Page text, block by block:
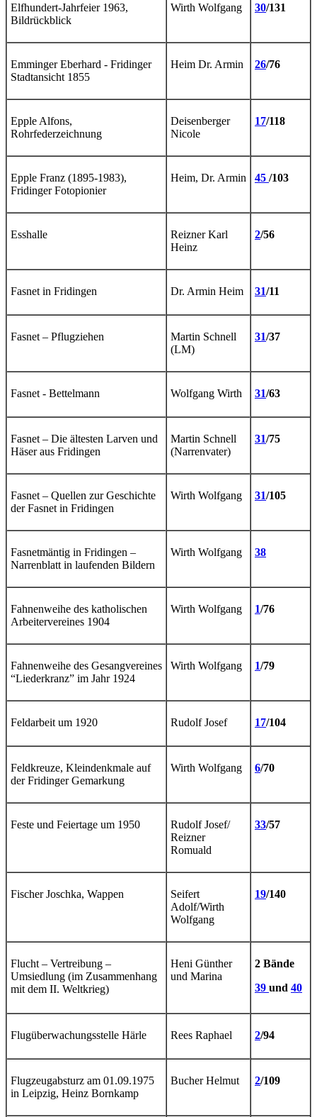
Elfhundert-Jahrfeier 1963,
Bildrückblick
Wirth Wolfgang 30/131
Emminger Eberhard - Fridinger
Stadtansicht 1855
Heim Dr. Armin 26/76
Epple Alfons,
Rohrfederzeichnung
Deisenberger
Nicole
17/118
Epple Franz (1895-1983),
Fridinger Fotopionier
Heim, Dr. Armin 45 /103
Esshalle
Reizner Karl
Heinz
2/56
Fasnet in Fridingen Dr. Armin Heim 31/11
Fasnet – Pflugziehen
Martin Schnell
(LM)
31/37
Fasnet - Bettelmann Wolfgang Wirth 31/63
Fasnet – Die ältesten Larven und
Häser aus Fridingen
Martin Schnell
(Narrenvater)
31/75
Fasnet – Quellen zur Geschichte
der Fasnet in Fridingen
Wirth Wolfgang 31/105
Fasnetmäntig in Fridingen –
Narrenblatt in laufenden Bildern
Wirth Wolfgang 38
Fahnenweihe des katholischen
Arbeitervereines 1904
Wirth Wolfgang 1/76
Fahnenweihe des Gesangvereines
“Liederkranz” im Jahr 1924
Wirth Wolfgang 1/79
Feldarbeit um 1920 Rudolf Josef 17/104
Feldkreuze, Kleindenkmale auf
der Fridinger Gemarkung
Wirth Wolfgang 6/70
Feste und Feiertage um 1950
Rudolf Josef/
Reizner
Romuald
33/57
Fischer Joschka, Wappen
Seifert
Adolf/Wirth
Wolfgang
19/140
Flucht – Vertreibung –
Umsiedlung (im Zusammenhang
mit dem II. Weltkrieg)
Heni Günther
und Marina
2 Bände
39 und 40
Flugüberwachungsstelle Härle Rees Raphael 2/94
Flugzeugabsturz am 01.09.1975
in Leipzig, Heinz Bornkamp
Bucher Helmut 2/109